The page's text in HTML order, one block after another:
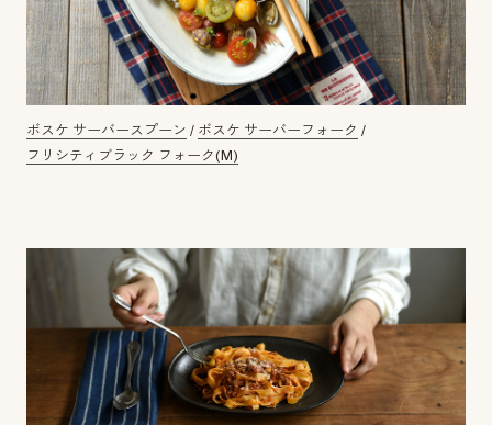
ボスケ サーバースプーン / ボスケ サーバーフォーク /
フリシティブラック フォーク(M)